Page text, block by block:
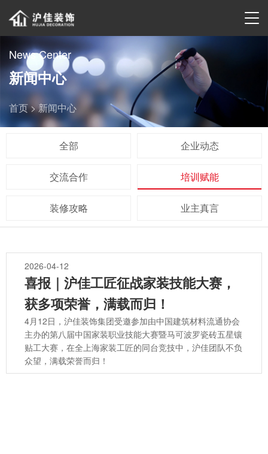
News Center
新闻中心
首页 >新闻中心
全部 企业动态
交流合作 培训赋能
装修攻略 业主真言
2026-04-12
喜报｜沪佳工匠征战家装技能大赛，
获多项荣誉，满载而归！
4月12日，沪佳装饰集团受邀参加由中国建筑材料流通协会
主办的第八届中国家装职业技能大赛暨马可波罗瓷砖五星镶
贴工大赛，在全上海家装工匠的同台竞技中，沪佳团队不负
众望，满载荣誉而归！